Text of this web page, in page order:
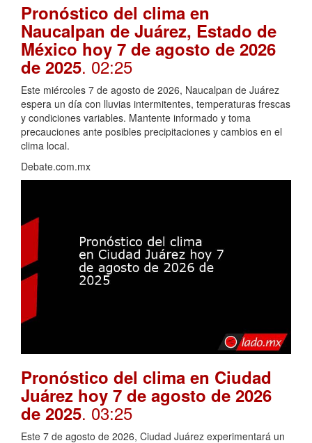
Pronóstico del clima en
Naucalpan de Juárez, Estado de
México hoy 7 de agosto de 2026
de 2025. 02:25
Este miércoles 7 de agosto de 2026, Naucalpan de Juárez
espera un día con lluvias intermitentes, temperaturas frescas
y condiciones variables. Mantente informado y toma
precauciones ante posibles precipitaciones y cambios en el
clima local.
Debate.com.mx
Pronóstico del clima en Ciudad
Juárez hoy 7 de agosto de 2026
de 2025. 03:25
Este 7 de agosto de 2026, Ciudad Juárez experimentará un